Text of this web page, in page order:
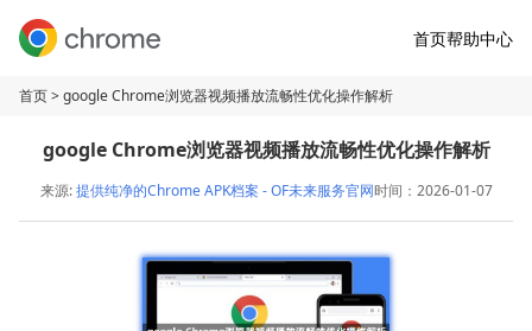
首页帮助中心
首页> google Chrome浏览器视频播放流畅性优化操作解析
google Chrome浏览器视频播放流畅性优化操作解析
来源:提供纯净的Chrome APK档案 - OF未来服务官网时间：2026-01-07